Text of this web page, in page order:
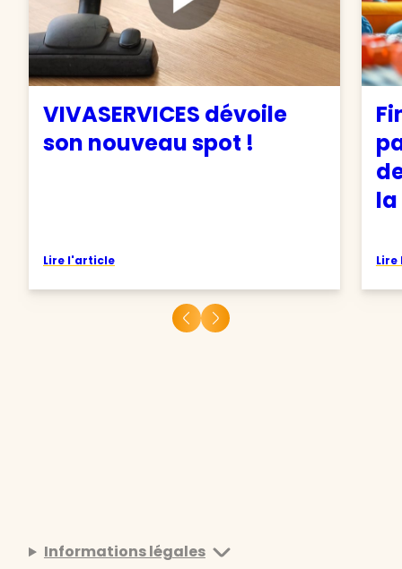
VIVASERVICES dévoile
son nouveau spot !
Lire l'article
la
Informations légales